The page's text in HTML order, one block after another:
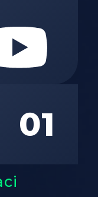
01